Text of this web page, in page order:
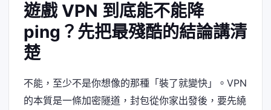
遊戲 VPN 到底能不能降
ping？先把最殘酷的結論講清
楚
不能，至少不是你想像的那種「裝了就變快」。VPN
的本質是一條加密隧道，封包從你家出發後，要先繞